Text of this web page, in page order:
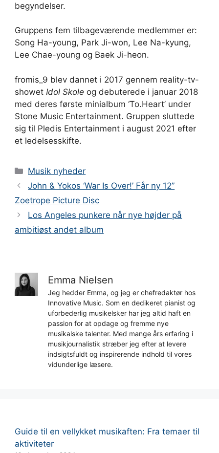
begyndelser.
Gruppens fem tilbageværende medlemmer er:
Song Ha-young, Park Ji-won, Lee Na-kyung,
Lee Chae-young og Baek Ji-heon.
fromis_9 blev dannet i 2017 gennem reality-tv-
showet Idol Skole og debuterede i januar 2018
med deres første minialbum ‘To.Heart’ under
Stone Music Entertainment. Gruppen sluttede
sig til Pledis Entertainment i august 2021 efter
et ledelsesskifte.
Kategorier
Musik nyheder
John & Yokos ‘War Is Over!’ Får ny 12”
Zoetrope Picture Disc
Los Angeles punkere når nye højder på
ambitiøst andet album
Emma Nielsen
Jeg hedder Emma, og jeg er chefredaktør hos
Innovative Music. Som en dedikeret pianist og
uforbederlig musikelsker har jeg altid haft en
passion for at opdage og fremme nye
musikalske talenter. Med mange års erfaring i
musikjournalistik stræber jeg efter at levere
indsigtsfuldt og inspirerende indhold til vores
vidunderlige læsere.
Guide til en vellykket musikaften: Fra temaer til
aktiviteter